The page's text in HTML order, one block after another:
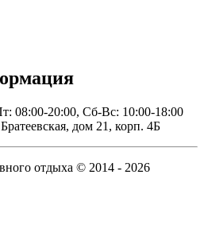
08:00-20:00, Сб-Вс: 10:00-18:00
дом 21, корп. 4Б
отдыха © 2014 - 2026